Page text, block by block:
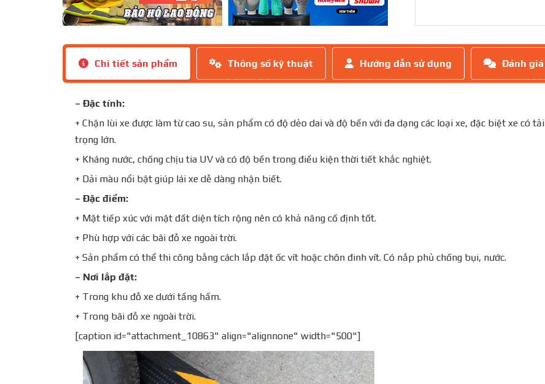
Chi tiết sản phẩm Thông số kỹ thuật Hướng dẫn sử dụng Đánh giá
– Đặc tính:
+ Chặn lùi xe được làm từ cao su, sản phẩm có độ dẻo dai và độ bền với đa dạng các loại xe, đặc biệt xe có tải
trọng lớn.
+ Kháng nước, chống chịu tia UV và có độ bền trong điều kiện thời tiết khắc nghiệt.
+ Dải màu nổi bật giúp lái xe dễ dàng nhận biết.
– Đặc điểm:
+ Mặt tiếp xúc với mặt đất diện tích rộng nên có khả năng cố định tốt.
+ Phù hợp với các bãi đỗ xe ngoài trời.
+ Sản phẩm có thể thi công bằng cách lắp đặt ốc vít hoặc chôn đinh vít. Có nắp phủ chống bụi, nước.
– Nơi lắp đặt:
+ Trong khu đỗ xe dưới tầng hầm.
+ Trong bãi đỗ xe ngoài trời.
[caption id="attachment_10863" align="alignnone" width="500"]